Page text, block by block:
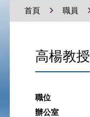
首頁 職員
高楊教授
職位
辦公室